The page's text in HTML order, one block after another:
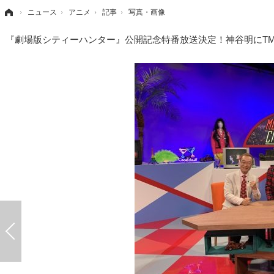
› ニュース › アニメ › 記事 › 写真・画像
『劇場版シティーハンター』公開記念特番放送決定！神谷明に